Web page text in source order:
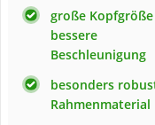
große
bessere
Beschleunigung
besonders
Rahmenmaterial